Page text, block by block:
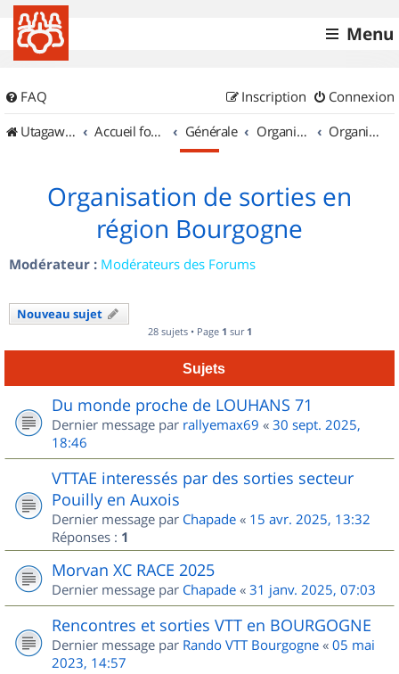
Menu
FAQ Connexion
Inscription
UtagawaVTT (Randos VTT et VTTAE avec traces GPS)
Accueil forum Générale Organisation de sorties & Recherche de partenaires Organisation de sorties en région Bourgogne
Organisation de sorties en
région Bourgogne
Modérateur : Modérateurs des Forums
Nouveau sujet
28 sujets • Page 1 sur 1
Sujets
Du monde proche de LOUHANS 71
Dernier message par rallyemax69 « 30 sept. 2025,
18:46
VTTAE interessés par des sorties secteur
Pouilly en Auxois
Dernier message par Chapade « 15 avr. 2025, 13:32
Réponses : 1
Morvan XC RACE 2025
Dernier message par Chapade « 31 janv. 2025, 07:03
Rencontres et sorties VTT en BOURGOGNE
Dernier message par Rando VTT Bourgogne « 05 mai
2023, 14:57